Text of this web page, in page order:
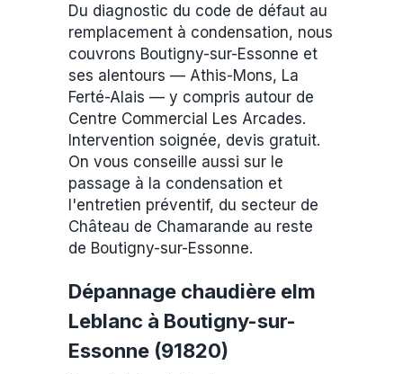
Du diagnostic du code de défaut au
remplacement à condensation, nous
couvrons Boutigny-sur-Essonne et
ses alentours — Athis-Mons, La
Ferté-Alais — y compris autour de
Centre Commercial Les Arcades.
Intervention soignée, devis gratuit.
On vous conseille aussi sur le
passage à la condensation et
l'entretien préventif, du secteur de
Château de Chamarande au reste
de Boutigny-sur-Essonne.
Dépannage chaudière elm
Leblanc à Boutigny-sur-
Essonne (91820)